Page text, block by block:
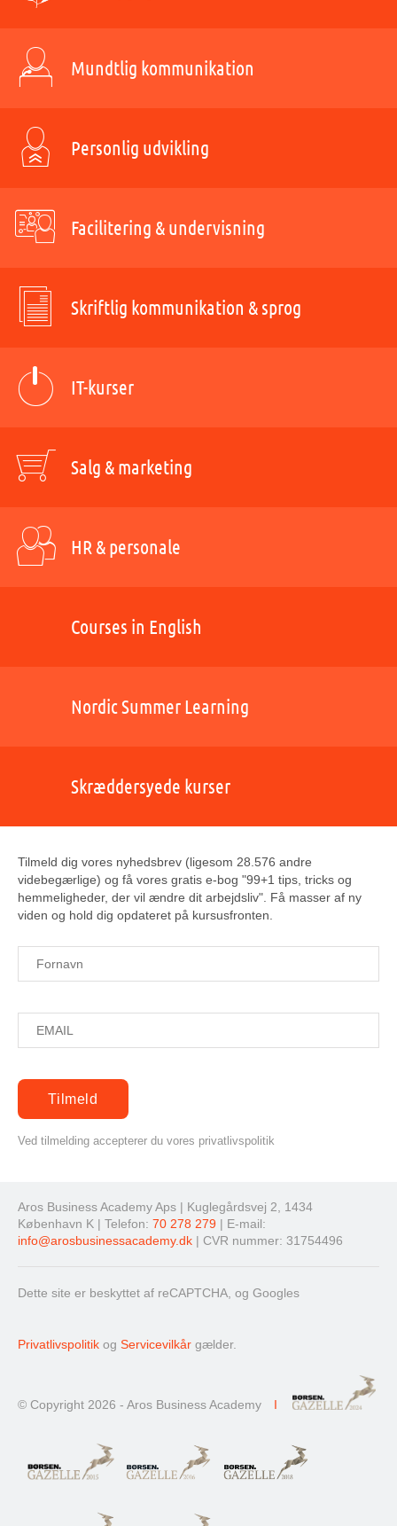
Mundtlig kommunikation
Personlig udvikling
Facilitering & undervisning
Skriftlig kommunikation & sprog
IT-kurser
Salg & marketing
HR & personale
Courses in English
Nordic Summer Learning
Skræddersyede kurser
Tilmeld dig vores nyhedsbrev (ligesom 28.576 andre
videbegærlige) og få vores gratis e-bog "99+1 tips, tricks og
hemmeligheder, der vil ændre dit arbejdsliv". Få masser af ny
viden og hold dig opdateret på kursusfronten.
Ved tilmelding accepterer du vores privatlivspolitik
Aros Business Academy Aps | Kuglegårdsvej 2, 1434
København K | Telefon: 70 278 279 | E-mail:
info@arosbusinessacademy.dk | CVR nummer: 31754496
Dette site er beskyttet af reCAPTCHA, og Googles
Privatlivspolitik og Servicevilkår gælder.
© Copyright 2026 - Aros Business Academy I